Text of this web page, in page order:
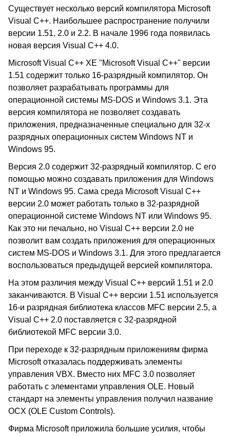
Существует несколько версий компилятора Microsoft
Visual C++. Наибольшее распространение получили
версии 1.51, 2.0 и 2.2. В начале 1996 года появилась
новая версия Visual C++ 4.0.
Microsoft Visual C++ XE "Microsoft Visual C++" версии
1.51 содержит только 16-разрядный компилятор. Он
позволяет разрабатывать программы для
операционной системы MS-DOS и Windows 3.1. Эта
версия компилятора не позволяет создавать
приложения, предназначенные специально для 32-х
разрядных операционных систем Windows NT и
Windows 95.
Версия 2.0 содержит 32-разрядный компилятор. С его
помощью можно создавать приложения для Windows
NT и Windows 95. Сама среда Microsoft Visual C++
версии 2.0 может работать только в 32-разрядной
операционной системе Windows NT или Windows 95.
Как это ни печально, но Visual C++ версии 2.0 не
позволит вам создать приложения для операционных
систем MS-DOS и Windows 3.1. Для этого предлагается
воспользоваться предыдущей версией компилятора.
На этом различия между Visual C++ версий 1.51 и 2.0
заканчиваются. В Visual C++ версии 1.51 используется
16-и разрядная библиотека классов MFC версии 2.5, а
Visual C++ 2.0 поставляется с 32-разрядной
библиотекой MFC версии 3.0.
При переходе к 32-разрядным приложениям фирма
Microsoft отказалась поддерживать элементы
управления VBX. Вместо них MFC 3.0 позволяет
работать с элементами управления OLE. Новый
стандарт на элементы управления получил название
OCX (OLE Custom Controls).
Фирма Microsoft приложила большие усилия, чтобы